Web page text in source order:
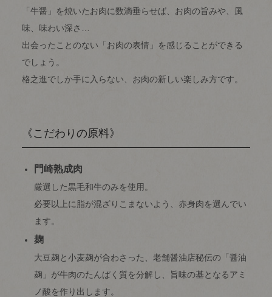
「牛醤」を焼いたお肉に数滴垂らせば、お肉の旨みや、風
味、味わい深さ…
出会ったことのない「お肉の表情」を感じることができる
でしょう。
格之進でしか手に入らない、お肉の新しい楽しみ方です。
《こだわりの原料》
門崎熟成肉
厳選した黒毛和牛のみを使用。
必要以上に脂が混ざりこまないよう、赤身肉を選んでい
ます。
麹
大豆麹と小麦麹が合わさった、老舗醤油店秘伝の「醤油
麹」が牛肉のたんぱく質を分解し、旨味の基となるアミ
ノ酸を作り出します。